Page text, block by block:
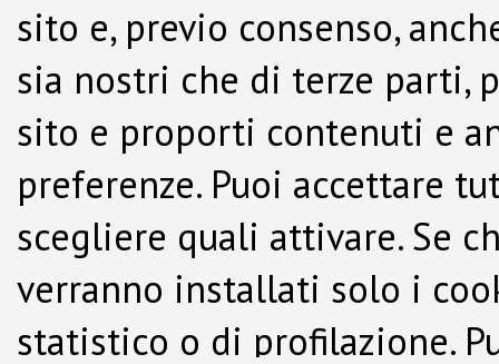
sito e, previo consenso,
sia nostri che di terze parti,
sito e proporti contenuti e
preferenze. Puoi accettare
scegliere quali attivare. Se
verranno installati solo i
statistico o di profilazione.